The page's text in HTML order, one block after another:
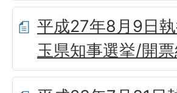
平成27年8月9日
玉県知事選挙/開